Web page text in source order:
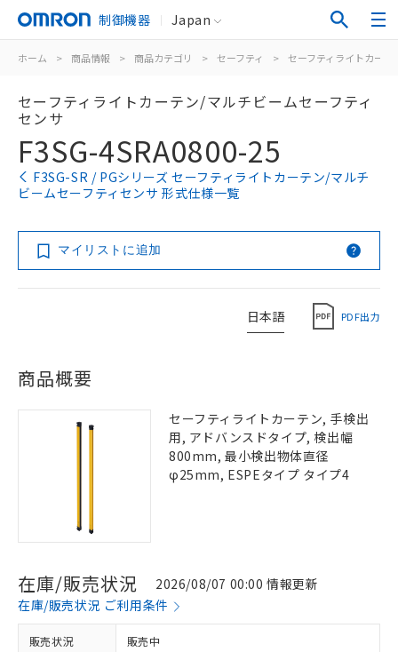
制御機器 Japan
ホーム > 商品情報 > 商品カテゴリ > セーフティ > セーフティライトカー
セーフティライトカーテン/マルチビームセーフティ
センサ
F3SG-4SRA0800-25
F3SG-SR / PGシリーズ セーフティライトカーテン/マルチ
ビームセーフティセンサ 形式仕様一覧
マイリストに追加
日本語 PDF出力
商品概要
セーフティライトカーテン, 手検出
用, アドバンスドタイプ, 検出幅
800mm, 最小検出物体直径
φ25mm, ESPEタイプ タイプ4
在庫/販売状況
2026/08/07 00:00 情報更新
在庫/販売状況 ご利用条件
販売状況 販売中